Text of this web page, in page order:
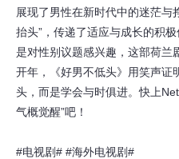
展现了男性在新时代中的迷茫与
抬头”，传递了适应与成长的积
是对性别议题感兴趣，这部荷兰
开年，《好男不低头》用笑声证
头，而是学会与时俱进。快上
气概觉醒”吧！
#电视剧# #海外电视剧#